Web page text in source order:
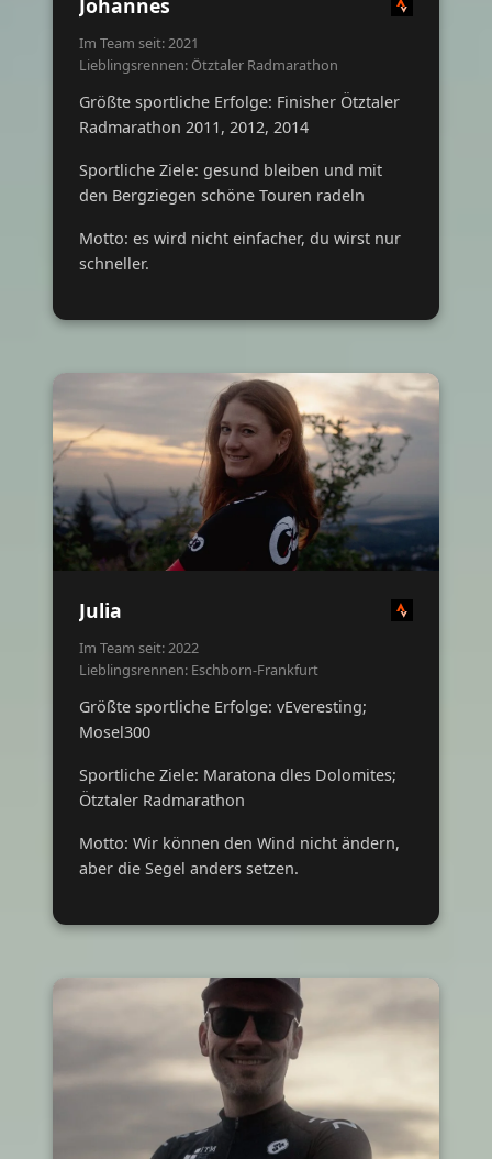
Johannes
Im Team seit: 2021
Lieblingsrennen: Ötztaler Radmarathon
Größte sportliche Erfolge: Finisher Ötztaler
Radmarathon 2011, 2012, 2014
Sportliche Ziele: gesund bleiben und mit
den Bergziegen schöne Touren radeln
Motto: es wird nicht einfacher, du wirst nur
schneller.
Julia
Im Team seit: 2022
Lieblingsrennen: Eschborn-Frankfurt
Größte sportliche Erfolge: vEveresting;
Mosel300
Sportliche Ziele: Maratona dles Dolomites;
Ötztaler Radmarathon
Motto: Wir können den Wind nicht ändern,
aber die Segel anders setzen.